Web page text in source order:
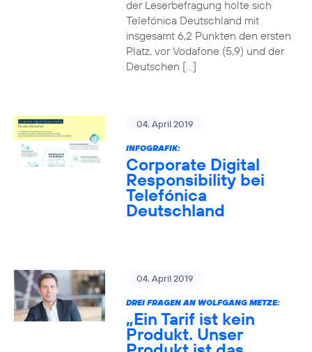
der Leserbefragung holte sich
Telefónica Deutschland mit
insgesamt 6,2 Punkten den ersten
Platz, vor Vodafone (5,9) und der
Deutschen […]
04. April 2019
INFOGRAFIK:
Corporate Digital
Responsibility bei
Telefónica
Deutschland
04. April 2019
DREI FRAGEN AN WOLFGANG METZE:
„Ein Tarif ist kein
Produkt. Unser